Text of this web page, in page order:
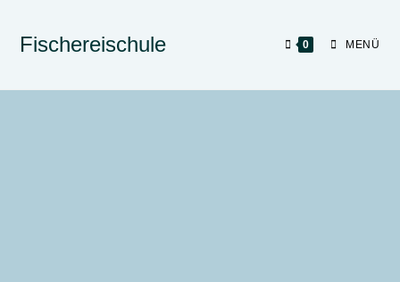
Fischereischule 0 MENÜ